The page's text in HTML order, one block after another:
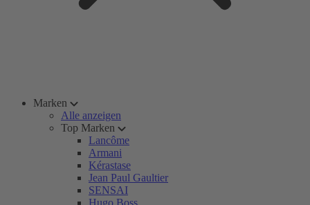
Marken
Alle anzeigen
Top Marken
Lancôme
Armani
Kérastase
Jean Paul Gaultier
SENSAI
Hugo Boss